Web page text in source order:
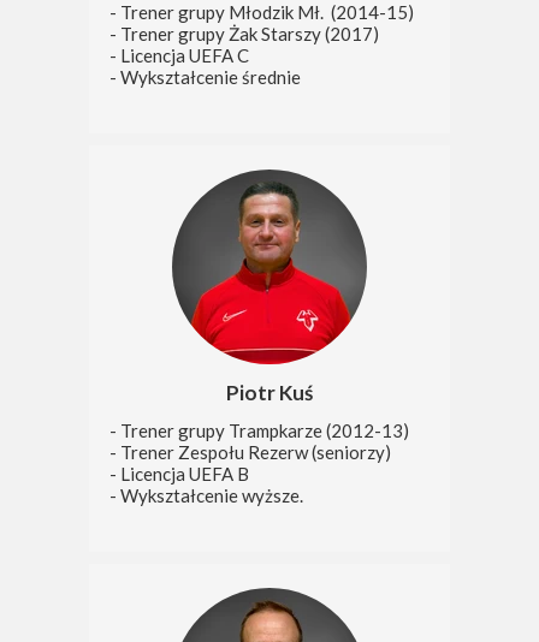
Piotr Kuś
- Trener grupy Trampkarze (2012-13)
- Trener Zespołu Rezerw (seniorzy)
- Licencja UEFA B
- Wykształcenie wyższe.
- Trener grupy Młodzik Mł. (2014-15)
- Trener grupy Żak Starszy (2017)
- Licencja UEFA C
- Wykształcenie średnie